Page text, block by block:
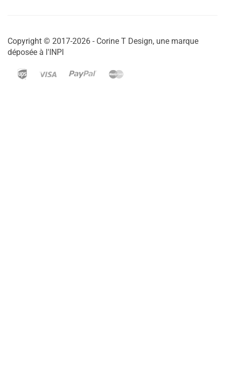
Copyright © 2017-2026 - Corine T Design, une marque
déposée à l'INPI